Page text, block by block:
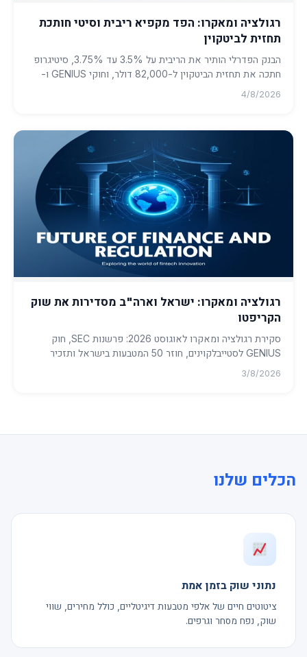
רגולציה ומאקרו: הפד מקפיא ריבית וסיטי חותכת
תחזית לביטקוין
הבנק הפדרלי הותיר את הריבית על 3.5% עד 3.75%, סיטיגרופ
חתכה את תחזית הביטקוין ל-82,000 דולר, וחוקי GENIUS ו-
4/8/2026
רגולציה ומאקרו: ישראל וארה"ב מסדירות את שוק
הקריפטו
סקירת רגולציה ומאקרו לאוגוסט 2026: פרשנות SEC, חוק
GENIUS לסטייבלקוינים, חוזר 50 המטבעות בישראל ותזכיר
הסטייבלקוין השקלי...
3/8/2026
הכלים שלנו
נתוני שוק בזמן אמת
ציטוטים חיים של אלפי מטבעות דיגיטליים, כולל מחירים, שווי
שוק, נפח מסחר וגרפים.